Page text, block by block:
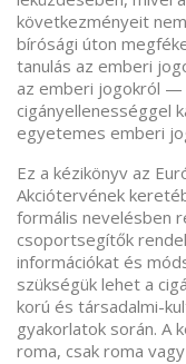
következményeit
bírósági úton
tanulás az emberi
az emberi jogokról —
cigányellenességgel
egyetemes emberi
Ez a kézikönyv az
Akciótervének
formális nevelésben
csoportsegítők
információkat és
szükségük lehet a
korú és társadalmi-
gyakorlatok során. A
roma, csak roma